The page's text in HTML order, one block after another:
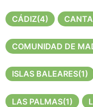
CÁDIZ(4)
COMUNIDAD DE
ISLAS BALEARES(1)
LAS PALMAS(1)